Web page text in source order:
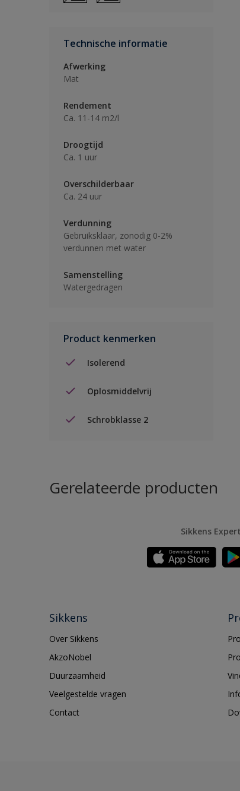
Technische informatie
Afwerking
Mat
Rendement
Ca. 11-14 m2/l
Droogtijd
Ca. 1 uur
Overschilderbaar
Ca. 24 uur
Verdunning
Gebruiksklaar, zonodig 0-2%
verdunnen met water
Samenstelling
Watergedragen
Product kenmerken
Isolerend
Oplosmiddelvrij
Schrobklasse 2
Gerelateerde producten
Sikkens
Sikkens
Over Sikkens
AkzoNobel
Duurzaamheid
Veelgestelde vragen
Contact